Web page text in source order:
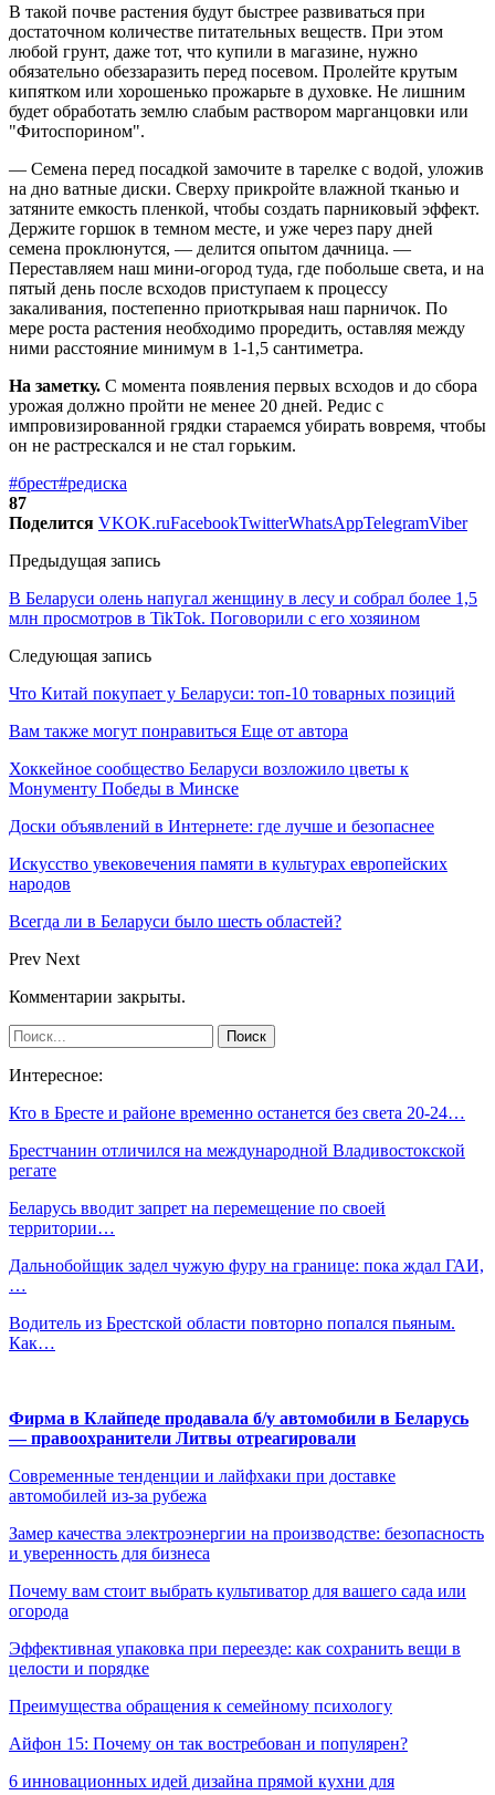
В такой почве растения будут быстрее развиваться при
достаточном количестве питательных веществ. При этом
любой грунт, даже тот, что купили в магазине, нужно
обязательно обеззаразить перед посевом. Пролейте крутым
кипятком или хорошенько прожарьте в духовке. Не лишним
будет обработать землю слабым раствором марганцовки или
"Фитоспорином".
— Семена перед посадкой замочите в тарелке с водой, уложив
на дно ватные диски. Сверху прикройте влажной тканью и
затяните емкость пленкой, чтобы создать парниковый эффект.
Держите горшок в темном месте, и уже через пару дней
семена проклюнутся, — делится опытом дачница. —
Переставляем наш мини-огород туда, где побольше света, и на
пятый день после всходов приступаем к процессу
закаливания, постепенно приоткрывая наш парничок. По
мере роста растения необходимо проредить, оставляя между
ними расстояние минимум в 1-1,5 сантиметра.
На заметку. С момента появления первых всходов и до сбора
урожая должно пройти не менее 20 дней. Редис с
импровизированной грядки стараемся убирать вовремя, чтобы
он не растрескался и не стал горьким.
#брест#редиска
87
Поделится VKOK.ruFacebookTwitterWhatsAppTelegramViber
Предыдущая запись
В Беларуси олень напугал женщину в лесу и собрал более 1,5
млн просмотров в TikTok. Поговорили с его хозяином
Следующая запись
Что Китай покупает у Беларуси: топ-10 товарных позиций
Вам также могут понравиться Еще от автора
Хоккейное сообщество Беларуси возложило цветы к
Монументу Победы в Минске
Доски объявлений в Интернете: где лучше и безопаснее
Искусство увековечения памяти в культурах европейских
народов
Всегда ли в Беларуси было шесть областей?
Prev Next
Комментарии закрыты.
Интересное:
Кто в Бресте и районе временно останется без света 20-24…
Брестчанин отличился на международной Владивостокской
регате
Беларусь вводит запрет на перемещение по своей
территории…
Дальнобойщик задел чужую фуру на границе: пока ждал ГАИ,
…
Водитель из Брестской области повторно попался пьяным.
Как…
Фирма в Клайпеде продавала б/у автомобили в Беларусь
— правоохранители Литвы отреагировали
Современные тенденции и лайфхаки при доставке
автомобилей из-за рубежа
Замер качества электроэнергии на производстве: безопасность
и уверенность для бизнеса
Почему вам стоит выбрать культиватор для вашего сада или
огорода
Эффективная упаковка при переезде: как сохранить вещи в
целости и порядке
Преимущества обращения к семейному психологу
Айфон 15: Почему он так востребован и популярен?
6 инновационных идей дизайна прямой кухни для